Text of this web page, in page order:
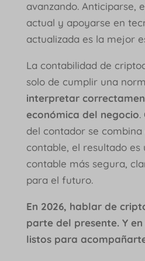
avanzando. Anticiparse,
actual y apoyarse en
actualizada es la mejor
La contabilidad de
solo de cumplir una
interpretar
económica del negocio.
del contador se
contable, el resultado es
contable más segura,
para el futuro.
En 2026, hablar de
parte del presente. Y en
listos para